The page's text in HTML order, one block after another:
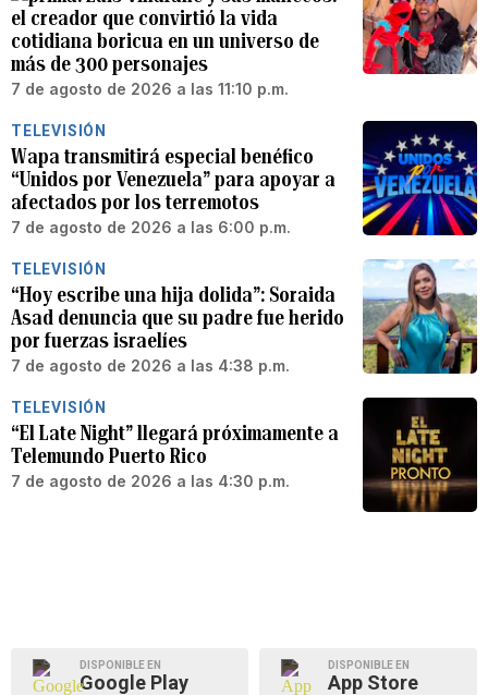
el creador que convirtió la vida
cotidiana boricua en un universo de
más de 300 personajes
7 de agosto de 2026 a las 11:10 p.m.
TELEVISIÓN
Wapa transmitirá especial benéfico
“Unidos por Venezuela” para apoyar a
afectados por los terremotos
7 de agosto de 2026 a las 6:00 p.m.
TELEVISIÓN
“Hoy escribe una hija dolida”: Soraida
Asad denuncia que su padre fue herido
por fuerzas israelíes
7 de agosto de 2026 a las 4:38 p.m.
TELEVISIÓN
“El Late Night” llegará próximamente a
Telemundo Puerto Rico
7 de agosto de 2026 a las 4:30 p.m.
DISPONIBLE EN
Google Play
DISPONIBLE EN
App Store